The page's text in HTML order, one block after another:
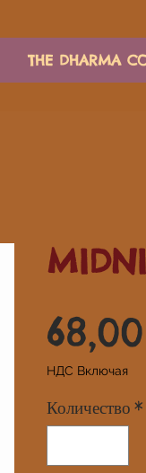
THE DHARMA
НДС Включая
Количество *